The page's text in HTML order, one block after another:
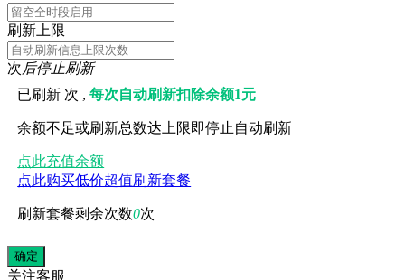
刷新上限
次后停止刷新
已刷新 次 ,每次自动刷新扣除余额1元
余额不足或刷新总数达上限即停止自动刷新
点此充值余额
点此购买低价超值刷新套餐
刷新套餐剩余次数0次
关注客服